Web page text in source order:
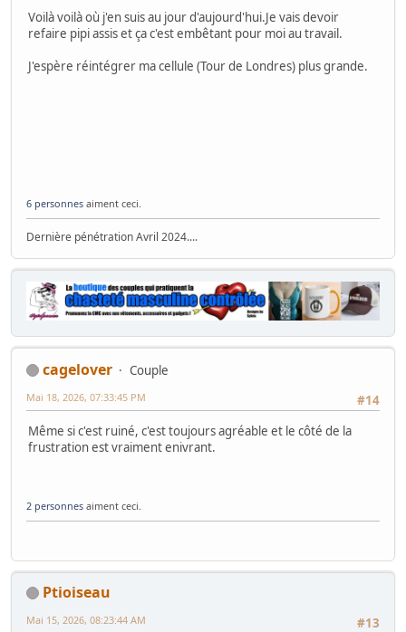
Voilà voilà où j'en suis au jour d'aujourd'hui.Je vais devoir
refaire pipi assis et ça c'est embêtant pour moi au travail.
J'espère réintégrer ma cellule (Tour de Londres) plus grande.
6 personnes aiment ceci.
Dernière pénétration Avril 2024....
cagelover
Couple
#14
Mai 18, 2026, 07:33:45 PM
Même si c'est ruiné, c'est toujours agréable et le côté de la
frustration est vraiment enivrant.
2 personnes aiment ceci.
Ptioiseau
#13
Mai 15, 2026, 08:23:44 AM